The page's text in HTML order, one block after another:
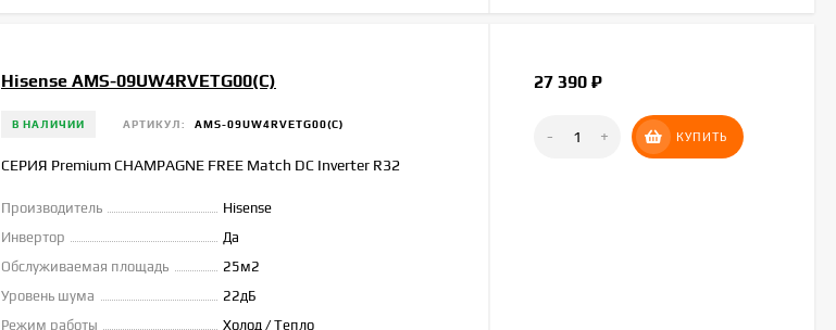
Hisense AMS-09UW4RVETG00(С)
В НАЛИЧИИ АРТИКУЛ: AMS-09UW4RVETG00(С)
СЕРИЯ Premium CHAMPAGNE FREE Match DC Inverter R32
Производитель
Hisense
Инвертор
Да
Обслуживаемая площадь
25м2
Уровень шума
22дБ
Режим работы
Холод / Тепло
27 390 ₽
- + КУПИТЬ